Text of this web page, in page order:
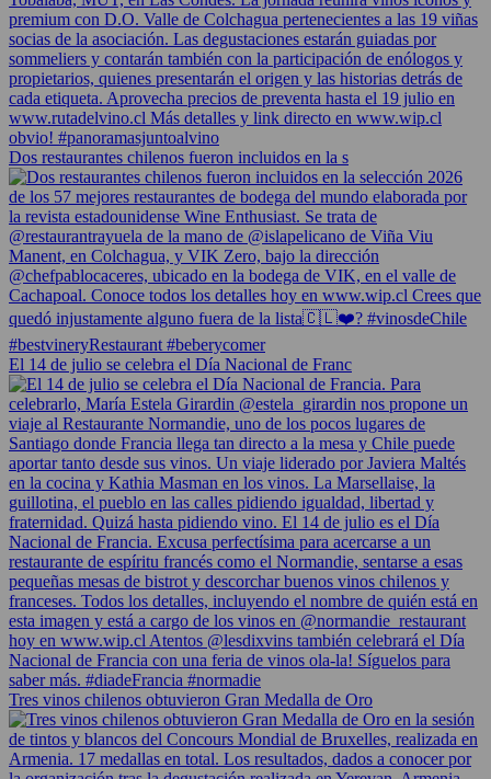
Dos restaurantes chilenos fueron incluidos en la s
El 14 de julio se celebra el Día Nacional de Franc
Tres vinos chilenos obtuvieron Gran Medalla de Oro